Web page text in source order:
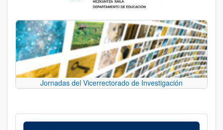
Jornadas del Vicerrectorado de Investigación